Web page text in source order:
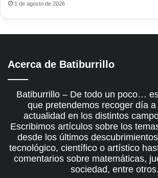
1 de agosto de 2026
Acerca de Batiburrillo
Batiburrillo – De todo un poco…
que pretendemos recoger día
actualidad en los distintos
Escribimos artículos sobre los
desde los últimos
tecnológico, científico o artístico
comentarios sobre matemáticas,
sociedad, entre otros.